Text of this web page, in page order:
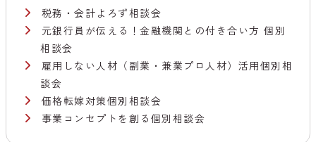
税務・会計よろず相談会
元銀行員が伝える！金融機関との付き合い方 個別
相談会
雇用しない人材（副業・兼業プロ人材）活用個別相
談会
価格転嫁対策個別相談会
事業コンセプトを創る個別相談会